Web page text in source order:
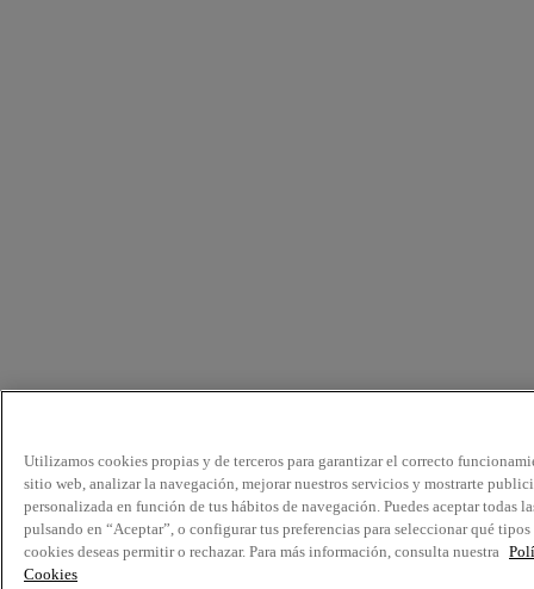
Utilizamos cookies propias y de terceros para garantizar el correcto
sitio web, analizar la navegación, mejorar nuestros servicios y mostrarte
personalizada en función de tus hábitos de navegación. Puedes aceptar todas
pulsando en “Aceptar”, o configurar tus preferencias para seleccionar qué tipos
cookies deseas permitir o rechazar. Para más información, consulta nuestra
Cookies